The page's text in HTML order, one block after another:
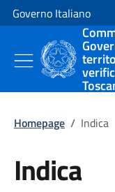
Vai al contenuto
Vai alla navigazione del
Governo Italiano
Homepage / Indica
Indica